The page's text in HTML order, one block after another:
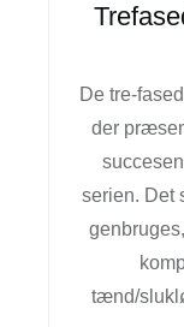
De tre-
der
serien. Det
tænd/